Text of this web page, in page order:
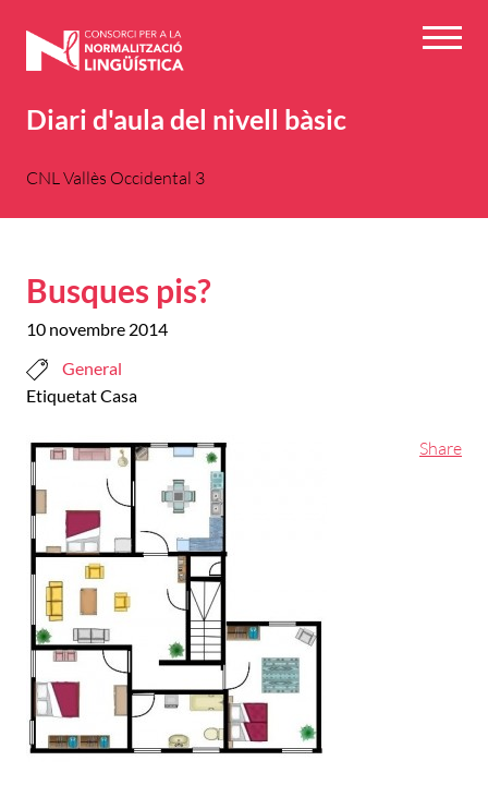
Diari d'aula del nivell bàsic
CNL Vallès Occidental 3
Busques pis?
10 novembre 2014
General
EtiquetatCasa
Share